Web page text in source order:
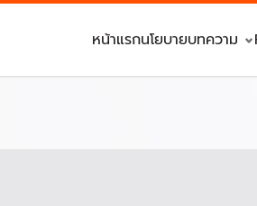
หน้าแรกนโยบายบทความ